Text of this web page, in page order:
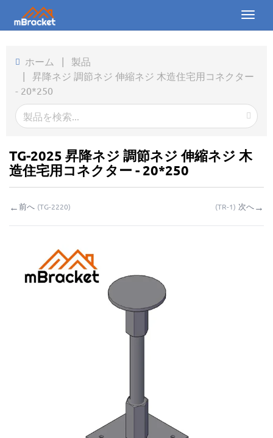
Toggle
製品
会社概要
ダウンロード
お問い合わせ
マイ問い合わせ
ホーム | 製品
| 昇降ネジ 調節ネジ 伸縮ネジ 木造住宅用コネクター
- 20*250
TG-2025 昇降ネジ 調節ネジ 伸縮ネジ 木
造住宅用コネクター - 20*250
←前へ (TG-2220) (TR-1) 次へ→